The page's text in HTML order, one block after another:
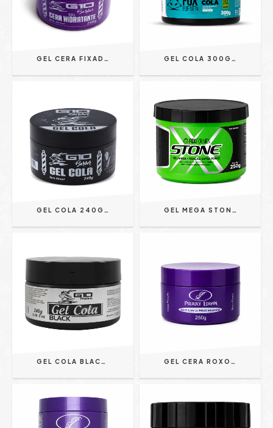
GEL CERA FIXADOR HIDRATANTE 240G - G10 PREMIUM GEL COLA 300G FOX FOR MEN REF. 715
GEL COLA 240G | FIXAÇÃO EXTREMA - G10 PREMIUM GEL MEGA STONE 250G FOX FOR MEN REF. 2145
GEL COLA BLACK 240G - G10 PREMIUM GEL CERA ROXO 250G - PIERRY LOHAN